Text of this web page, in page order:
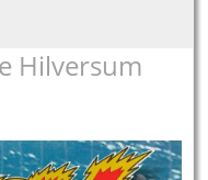
Hilversum